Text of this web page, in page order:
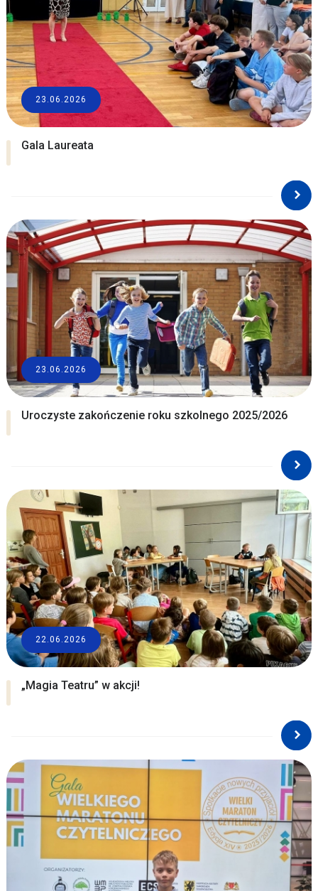
23.06.2026
Gala Laureata
23.06.2026
Uroczyste zakończenie roku szkolnego 2025/2026
22.06.2026
„Magia Teatru” w akcji!